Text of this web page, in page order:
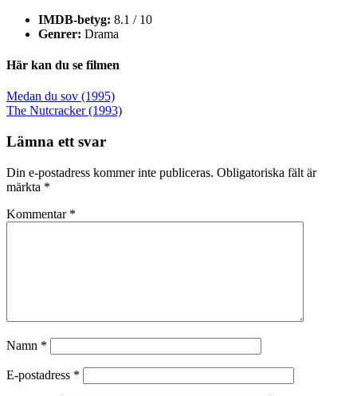
IMDB-betyg: 8.1 / 10
Genrer: Drama
Här kan du se filmen
Inläggsnavigering
Medan du sov (1995)
The Nutcracker (1993)
Lämna ett svar
Din e-postadress kommer inte publiceras. Obligatoriska fält är
märkta *
Kommentar *
Namn *
E-postadress *